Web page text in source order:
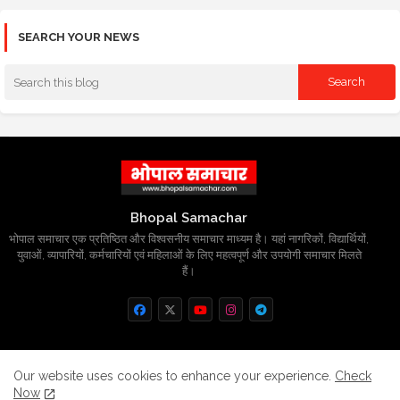
SEARCH YOUR NEWS
Bhopal Samachar
भोपाल समाचार एक प्रतिष्ठित और विश्वसनीय समाचार माध्यम है। यहां नागरिकों, विद्यार्थियों,
युवाओं, व्यापारियों, कर्मचारियों एवं महिलाओं के लिए महत्वपूर्ण और उपयोगी समाचार मिलते
हैं।
Home About Contact us
Privacy Policy
Our website uses cookies to enhance your experience. Check
Now